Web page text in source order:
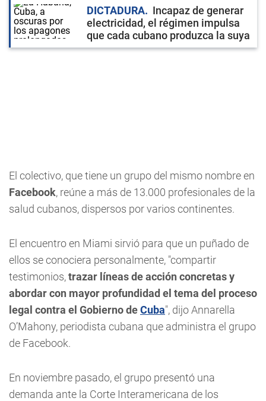
DICTADURA
Incapaz de generar
electricidad, el régimen impulsa
que cada cubano produzca la suya
El colectivo, que tiene un grupo del mismo nombre en
Facebook, reúne a más de 13.000 profesionales de la
salud cubanos, dispersos por varios continentes.
El encuentro en Miami sirvió para que un puñado de
ellos se conociera personalmente, "compartir
testimonios,trazar líneas de acción concretas y
abordar con mayor profundidad el tema del proceso
legal contra el Gobierno deCuba", dijo Annarella
O’Mahony, periodista cubana que administra el grupo
de Facebook.
En noviembre pasado, el grupo presentó una
demanda ante la Corte Interamericana de los